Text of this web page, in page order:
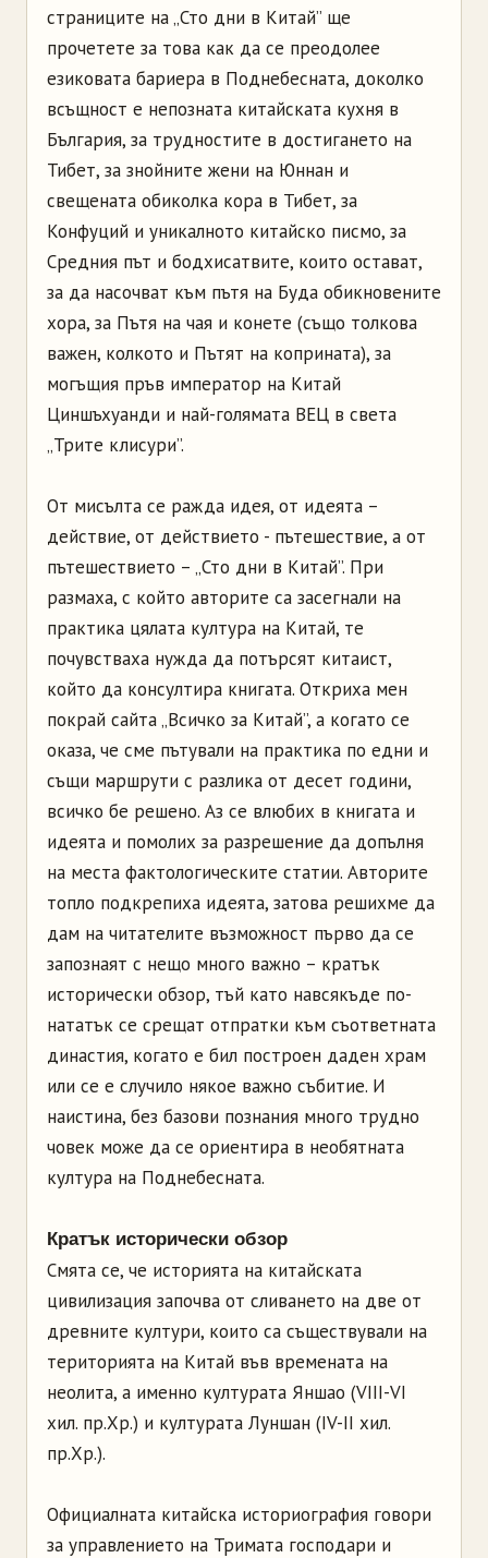
страниците на „Сто дни в Китай” ще
прочетете за това как да се преодолее
езиковата бариера в Поднебесната, доколко
всъщност е непозната китайската кухня в
България, за трудностите в достигането на
Тибет, за знойните жени на Юннан и
свещената обиколка кора в Тибет, за
Конфуций и уникалното китайско писмо, за
Средния път и бодхисатвите, които остават,
за да насочват към пътя на Буда обикновените
хора, за Пътя на чая и конете (също толкова
важен, колкото и Пътят на коприната), за
могъщия пръв император на Китай
Циншъхуанди и най-голямата ВЕЦ в света
„Трите клисури”.
От мисълта се ражда идея, от идеята –
действие, от действието - пътешествие, а от
пътешествието – „Сто дни в Китай”. При
размаха, с който авторите са засегнали на
практика цялата култура на Китай, те
почувстваха нужда да потърсят китаист,
който да консултира книгата. Откриха мен
покрай сайта „Всичко за Китай”, а когато се
оказа, че сме пътували на практика по едни и
същи маршрути с разлика от десет години,
всичко бе решено. Аз се влюбих в книгата и
идеята и помолих за разрешение да допълня
на места фактологическите статии. Авторите
топло подкрепиха идеята, затова решихме да
дам на читателите възможност първо да се
запознаят с нещо много важно – кратък
исторически обзор, тъй като навсякъде по-
нататък се срещат отпратки към съответната
династия, когато е бил построен даден храм
или се е случило някое важно събитие. И
наистина, без базови познания много трудно
човек може да се ориентира в необятната
култура на Поднебесната.
Кратък исторически обзор
Смята се, че историята на китайската
цивилизация започва от сливането на две от
древните култури, които са съществували на
територията на Китай във времената на
неолита, а именно културата Яншао (VIII-VI
хил. пр.Хр.) и културата Луншан (IV-II хил.
пр.Хр.).
Официалната китайска историография говори
за управлението на Тримата господари и